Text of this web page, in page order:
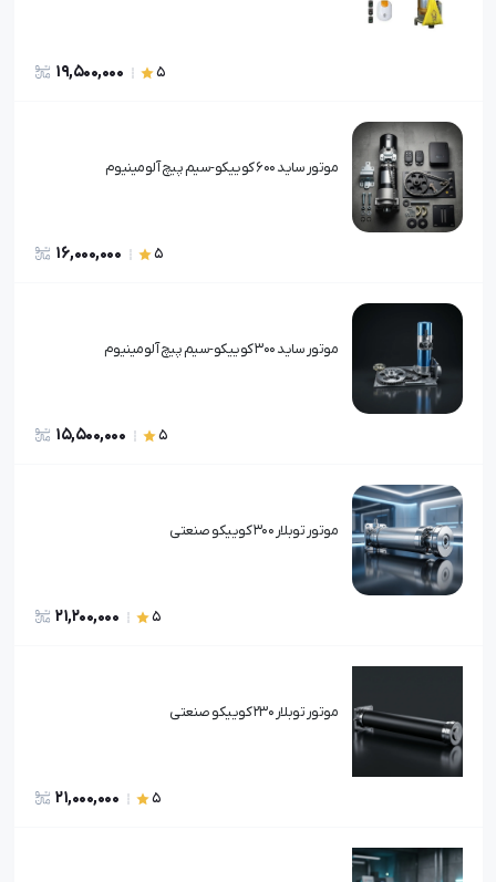
5
19,500,000
موتور ساید 600 کوییکو-سیم پیچ آلومینیوم
5
16,000,000
موتور ساید 300 کوییکو-سیم پیچ آلومینیوم
5
15,500,000
موتور توبلار 300 کوییکو صنعتی
5
21,200,000
موتور توبلار 230 کوییکو صنعتی
5
21,000,000